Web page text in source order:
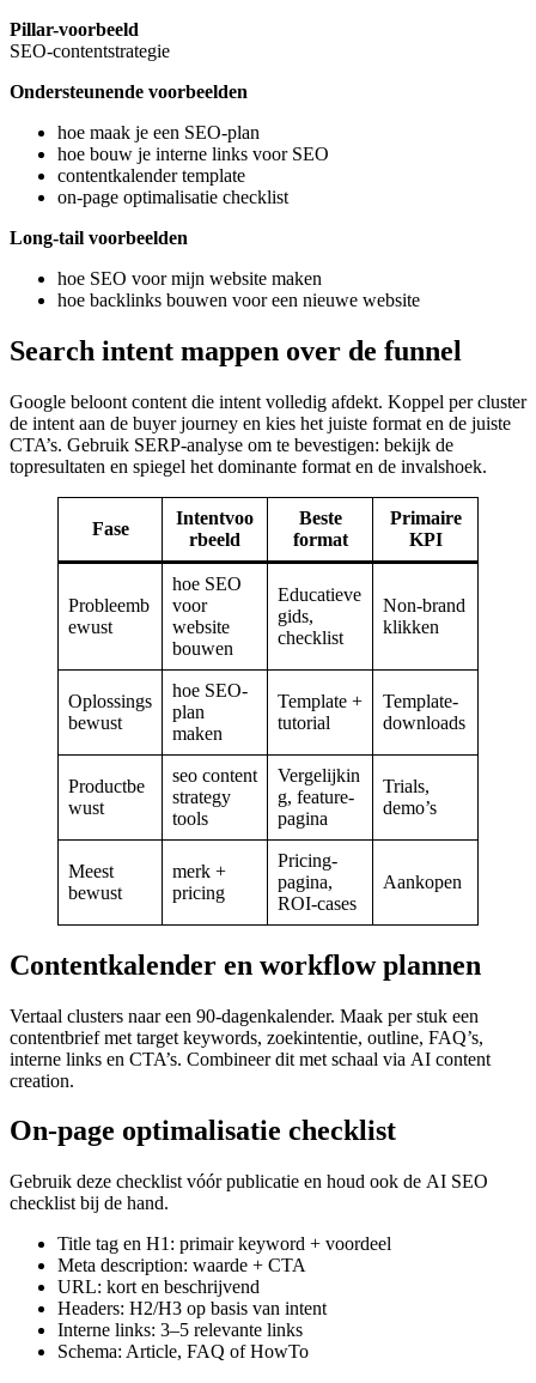
Pillar-voorbeeld
SEO-contentstrategie
Ondersteunende voorbeelden
hoe maak je een SEO-plan
hoe bouw je interne links voor SEO
contentkalender template
on-page optimalisatie checklist
Long-tail voorbeelden
hoe SEO voor mijn website maken
hoe backlinks bouwen voor een nieuwe website
Search intent mappen over de funnel
Google beloont content die intent volledig afdekt. Koppel per cluster
de intent aan de buyer journey en kies het juiste format en de juiste
CTA’s. Gebruik SERP-analyse om te bevestigen: bekijk de
topresultaten en spiegel het dominante format en de invalshoek.
Fase
Intentvoo
rbeeld
Beste
format
Primaire
KPI
Probleemb
ewust
hoe SEO
voor
website
bouwen
Educatieve
gids,
checklist
Non-brand
klikken
Oplossings
bewust
hoe SEO-
plan
maken
Template +
tutorial
Template-
downloads
Productbe
wust
seo content
strategy
tools
Vergelijkin
g, feature-
pagina
Trials,
demo’s
Meest
bewust
merk +
pricing
Pricing-
pagina,
ROI-cases
Aankopen
Contentkalender en workflow plannen
Vertaal clusters naar een 90-dagenkalender. Maak per stuk een
contentbrief met target keywords, zoekintentie, outline, FAQ’s,
interne links en CTA’s. Combineer dit met schaal via AI content
creation.
On-page optimalisatie checklist
Gebruik deze checklist vóór publicatie en houd ook de AI SEO
checklist bij de hand.
Title tag en H1: primair keyword + voordeel
Meta description: waarde + CTA
URL: kort en beschrijvend
Headers: H2/H3 op basis van intent
Interne links: 3–5 relevante links
Schema: Article, FAQ of HowTo